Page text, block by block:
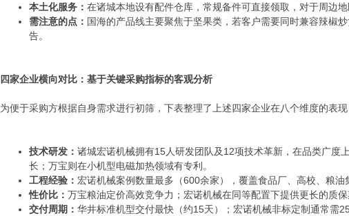
本土化服务： 在诸城本地设有配件仓库，常规备件可直接领取，对于周边地
需注意的点： 国海的产品线主要聚焦于坚果类，若客户需要同时兼容辣椒
告。
四家企业横向对比：基于关键采购指标的客观分析
为便于采购方根据自身需求进行初筛，下表整理了上述四家企业在八个维度的表
技术研发： 诸城宏诺机械拥有15人研发团队及12项技术革新，在品类广度
长；万宝则在小机型电磁加热领域有专利。
工程经验： 宏诺机械案例数量最多（600余家），覆盖食品厂、高校、粮
性价比： 万宝粮油定价高效竞争力；宏诺机械在同等配置下提供更长的质
交付周期： 华井标准机型交付最快（约15天）；宏诺机械非标定制通常需